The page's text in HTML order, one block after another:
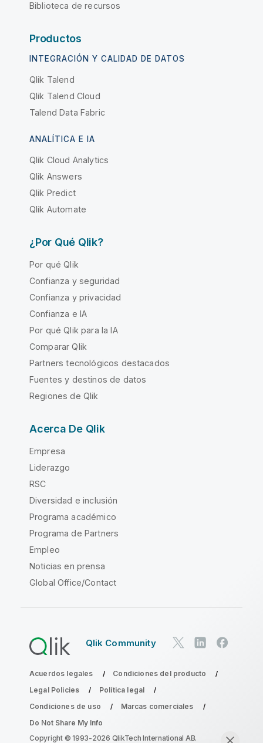
Biblioteca de recursos
Productos
INTEGRACIÓN Y CALIDAD DE DATOS
Qlik Talend
Qlik Talend Cloud
Talend Data Fabric
ANALÍTICA E IA
Qlik Cloud Analytics
Qlik Answers
Qlik Predict
Qlik Automate
¿Por Qué Qlik?
Por qué Qlik
Confianza y seguridad
Confianza y privacidad
Confianza e IA
Por qué Qlik para la IA
Comparar Qlik
Partners tecnológicos destacados
Fuentes y destinos de datos
Regiones de Qlik
Acerca De Qlik
Empresa
Liderazgo
RSC
Diversidad e inclusión
Programa académico
Programa de Partners
Empleo
Noticias en prensa
Global Office/Contact
Qlik Community
Acuerdos legales
Condiciones del producto
Legal Policies
Política legal
Condiciones de uso
Marcas comerciales
Do Not Share My Info
Copyright © 1993-2026 QlikTech International AB.